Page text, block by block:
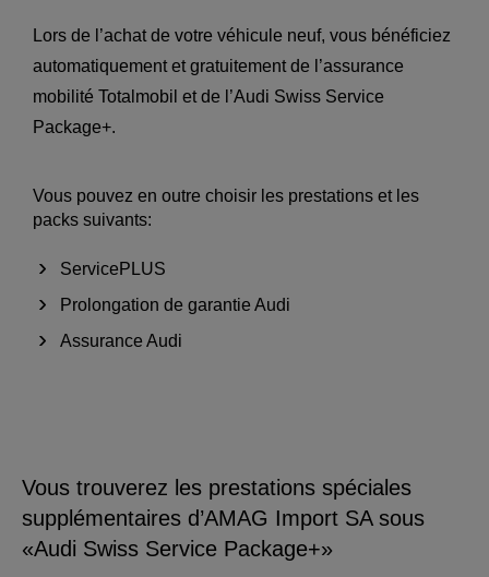
Lors de l’achat de votre véhicule neuf, vous bénéficiez
automatiquement et gratuitement de l’assurance
mobilité Totalmobil et de l’Audi Swiss Service
Package+.
Vous pouvez en outre choisir les prestations et les
packs suivants:
ServicePLUS
Prolongation de garantie Audi
Assurance Audi
Vous trouverez les prestations spéciales
supplémentaires d’AMAG Import SA sous
«Audi Swiss Service Package+»